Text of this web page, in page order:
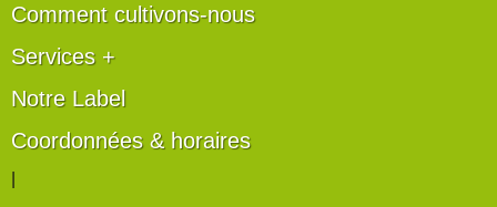
Comment cultivons-nous
Services +
Notre Label
Coordonnées & horaires